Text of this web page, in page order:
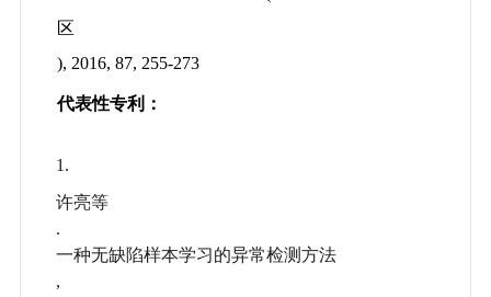
区
), 2016, 87, 255-273
代表性专利：
1.
许亮等
.
一种无缺陷样本学习的异常检测方法
,